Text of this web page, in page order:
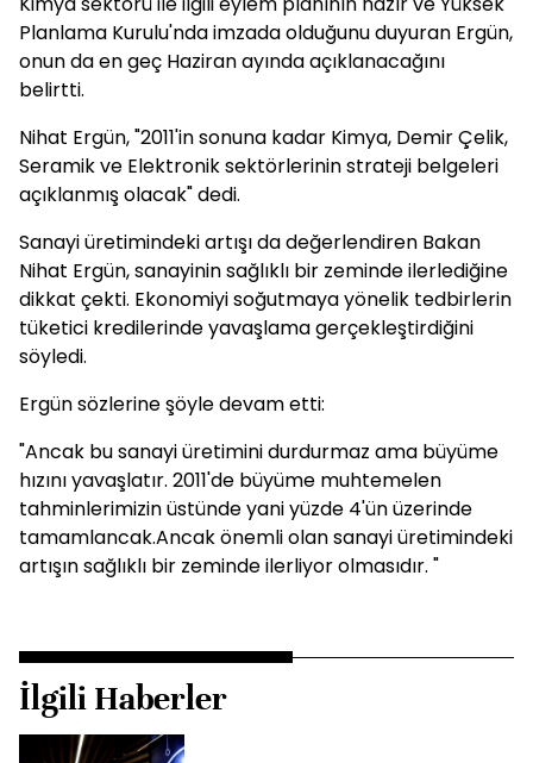
Planlama Kurulu'nda imzada olduğunu duyuran Ergün,
onun da en geç Haziran ayında açıklanacağını
belirtti.
Nihat Ergün, "2011'in sonuna kadar Kimya, Demir Çelik,
Seramik ve Elektronik sektörlerinin strateji belgeleri
açıklanmış olacak" dedi.
Sanayi üretimindeki artışı da değerlendiren Bakan
Nihat Ergün, sanayinin sağlıklı bir zeminde ilerlediğine
dikkat çekti. Ekonomiyi soğutmaya yönelik tedbirlerin
tüketici kredilerinde yavaşlama gerçekleştirdiğini
söyledi.
Ergün sözlerine şöyle devam etti:
"Ancak bu sanayi üretimini durdurmaz ama büyüme
hızını yavaşlatır. 2011'de büyüme muhtemelen
tahminlerimizin üstünde yani yüzde 4'ün üzerinde
tamamlancak.Ancak önemli olan sanayi üretimindeki
artışın sağlıklı bir zeminde ilerliyor olmasıdır. "
İlgili Haberler